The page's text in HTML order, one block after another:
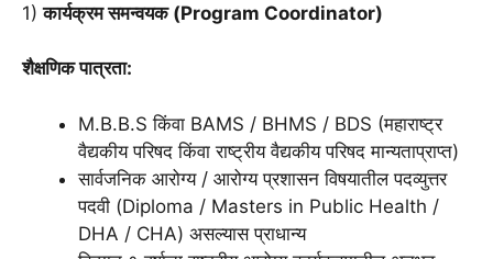
1)कार्यक्रम समन्वयक (Program Coordinator)
शैक्षणिक पात्रता:
M.B.B.S किंवा BAMS / BHMS / BDS (महाराष्ट्र
वैद्यकीय परिषद किंवा राष्ट्रीय वैद्यकीय परिषद मान्यताप्राप्त)
सार्वजनिक आरोग्य / आरोग्य प्रशासन विषयातील पदव्युत्तर
पदवी (Diploma / Masters in Public Health /
DHA / CHA) असल्यास प्राधान्य